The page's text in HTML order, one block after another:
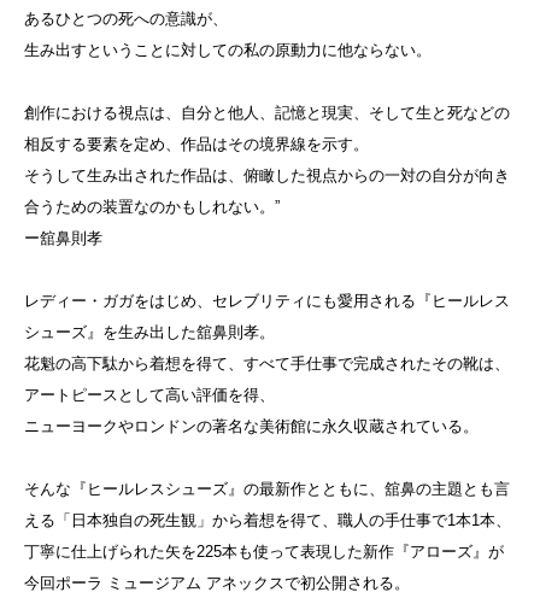
あるひとつの死への意識が、
生み出すということに対しての私の原動力に他ならない。
創作における視点は、自分と他人、記憶と現実、そして生と死などの
相反する要素を定め、作品はその境界線を示す。
そうして生み出された作品は、俯瞰した視点からの一対の自分が向き
合うための装置なのかもしれない。”
ー舘鼻則孝
レディー・ガガをはじめ、セレブリティにも愛用される『ヒールレス
シューズ』を生み出した舘鼻則孝。
花魁の高下駄から着想を得て、すべて手仕事で完成されたその靴は、
アートピースとして高い評価を得、
ニューヨークやロンドンの著名な美術館に永久収蔵されている。
そんな『ヒールレスシューズ』の最新作とともに、舘鼻の主題とも言
える「日本独自の死生観」から着想を得て、職人の手仕事で1本1本、
丁寧に仕上げられた矢を225本も使って表現した新作『アローズ』が
今回ポーラ ミュージアム アネックスで初公開される。